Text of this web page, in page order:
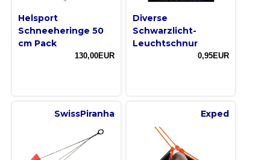
Helsport
Schneeheringe 50
cm Pack
130,00EUR
Diverse
Schwarzlicht-
Leuchtschnur
0,95EUR
SwissPiranha Exped